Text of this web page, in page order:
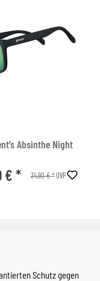
Absinthe Night
€ * 34,90 € *UVP
Schutz gegen